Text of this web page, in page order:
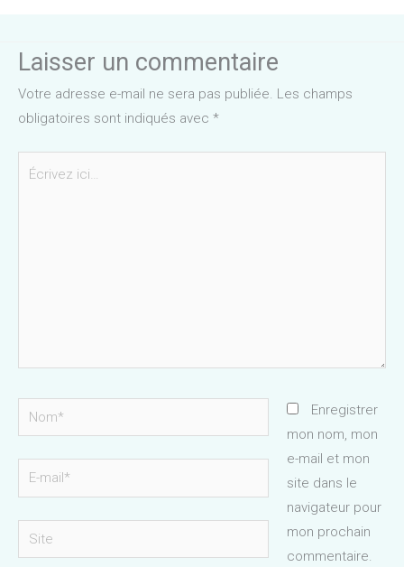
Laisser un commentaire
Votre adresse e-mail ne sera pas publiée. Les champs
obligatoires sont indiqués avec *
Nom*
mail*
Site
Enregistrer
mon nom, mon
e-mail et mon
site dans le
navigateur pour
mon prochain
commentaire.